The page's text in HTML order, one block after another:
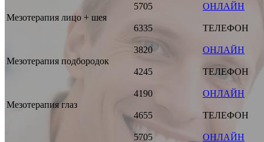
Мезотерапия лицо + шея
5705 ОНЛАЙН
6335 ТЕЛЕФОН
Мезотерапия подбородок
3820 ОНЛАЙН
4245 ТЕЛЕФОН
Мезотерапия глаз
4190 ОНЛАЙН
4655 ТЕЛЕФОН
5705 ОНЛАЙН